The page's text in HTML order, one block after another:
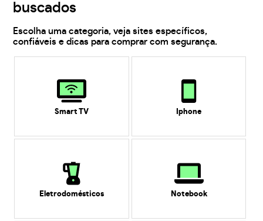
buscados
Escolha uma categoria, veja sites específicos,
confiáveis e dicas para comprar com segurança.
Smart TV Iphone
Eletrodomésticos Notebook